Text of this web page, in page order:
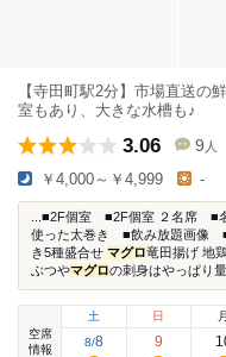
【寺田町駅2分】市場直送
室もあり、大きな水槽も♪
3.06 9 人
￥4,000～￥4,999 -
...■2F個室 ■2F個室 ２名席 ■
使った太巻き ■飲み放題画像 ■
き5種盛合せ マグロ竜田揚げ 地
ぶつやマグロの刺身はやっぱり
空席
情報
土
8/8
日
9
月